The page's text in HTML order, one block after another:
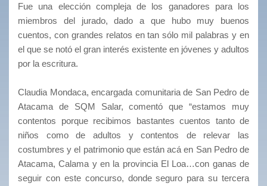
Fue una elección compleja de los ganadores para los
miembros del jurado, dado a que hubo muy buenos
cuentos, con grandes relatos en tan sólo mil palabras y en
el que se notó el gran interés existente en jóvenes y adultos
por la escritura.
Claudia Mondaca, encargada comunitaria de San Pedro de
Atacama de SQM Salar, comentó que “estamos muy
contentos porque recibimos bastantes cuentos tanto de
niños como de adultos y contentos de relevar las
costumbres y el patrimonio que están acá en San Pedro de
Atacama, Calama y en la provincia El Loa…con ganas de
seguir con este concurso, donde seguro para su tercera